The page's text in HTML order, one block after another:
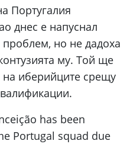
Португалия
днес е напуснал
но не дадоха
му. Той ще
иберийците срещу
has been
Portugal squad due